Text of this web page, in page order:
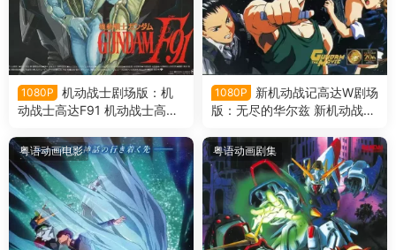
1080P
机动战士剧场版：机
动战士高达F91 机动战士高达
1080P
新机动战记高达W剧场
版：无尽的华尔兹 新机动战记
粤语动画电影 粤语动画剧集